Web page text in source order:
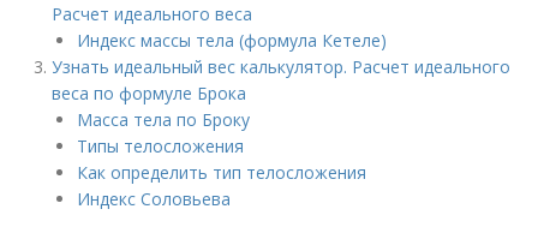
Расчет идеального веса
Индекс массы тела (формула Кетеле)
Узнать идеальный вес калькулятор. Расчет идеального
веса по формуле Брока
Масса тела по Броку
Типы телосложения
Как определить тип телосложения
Индекс Соловьева